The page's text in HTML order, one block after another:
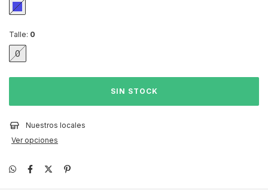
Talle: 0
0
Nuestros locales
Ver opciones